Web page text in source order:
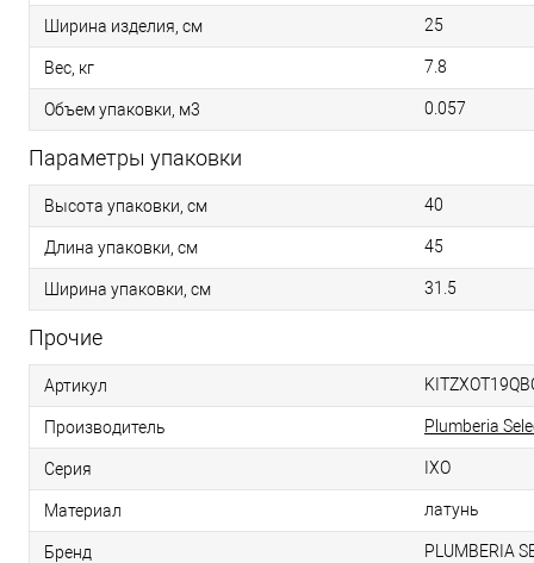
Ширина изделия, см 25
Вес, кг 7.8
Объем упаковки, м3 0.057
Параметры упаковки
Высота упаковки, см 40
Длина упаковки, см 45
Ширина упаковки, см 31.5
Прочие
Артикул
Производитель Plumberia
Серия IXO
Материал латунь
Бренд PLUMBERIA